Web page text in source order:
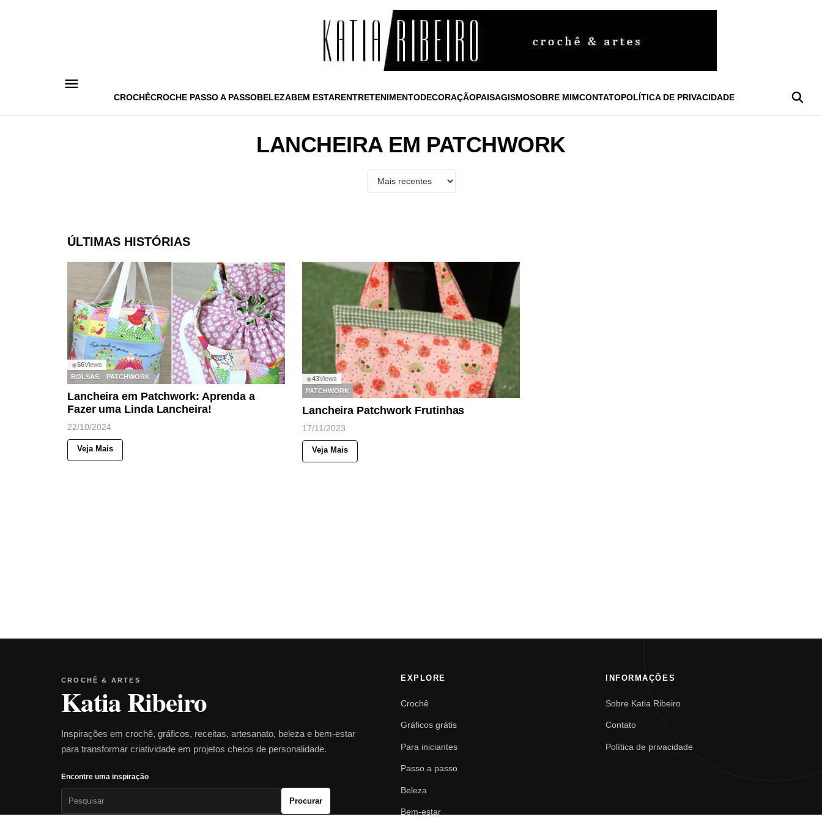
CROCHÊCROCHE PASSO A PASSOBELEZABEM ESTARENTRETENIMENTODECORAÇÃOPAISAGISMOSOBRE MIMCONTATOPOLÍTICA DE PRIVACIDADE
LANCHEIRA EM PATCHWORK
ÚLTIMAS HISTÓRIAS
◉56Views
BOLSAS
PATCHWORK
Lancheira em Patchwork: Aprenda a
Fazer uma Linda Lancheira!
22/10/2024
Veja Mais
◉43Views
PATCHWORK
Lancheira Patchwork Frutinhas
17/11/2023
Veja Mais
CROCHÊ & ARTES
Katia Ribeiro
Inspirações em crochê, gráficos, receitas, artesanato, beleza e bem-estar
para transformar criatividade em projetos cheios de personalidade.
Encontre uma inspiração
Procurar
EXPLORE
Crochê
Gráficos grátis
Para iniciantes
Passo a passo
Beleza
Bem-estar
INFORMAÇÕES
Sobre Katia Ribeiro
Contato
Política de privacidade